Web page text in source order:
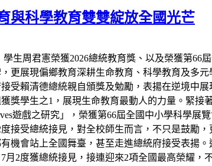
與科學教育雙雙綻放全國光芒
生周君憲榮獲2026總統教育獎、以及榮獲第66
更展現偏鄉教育深耕生命教育、科學教育及多
受賴清德總統親自頒獎及勉勵，表揚在逆境中
獎學生之1，展現生命教育最動人的力量。緊接
遊戲之研究」，榮獲第66屆全國中小學科學展
接受總統接見，對全校師生而言，不只是鼓勵
機會站上全國舞臺，甚至走進總統府接受表揚
2度獲總統接見，接連迎來2項全國最高榮耀，